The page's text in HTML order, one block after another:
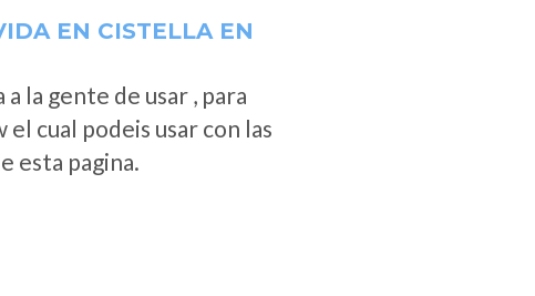
EN CISTELLA EN
la gente de usar , para
cual podeis usar con las
esta pagina.